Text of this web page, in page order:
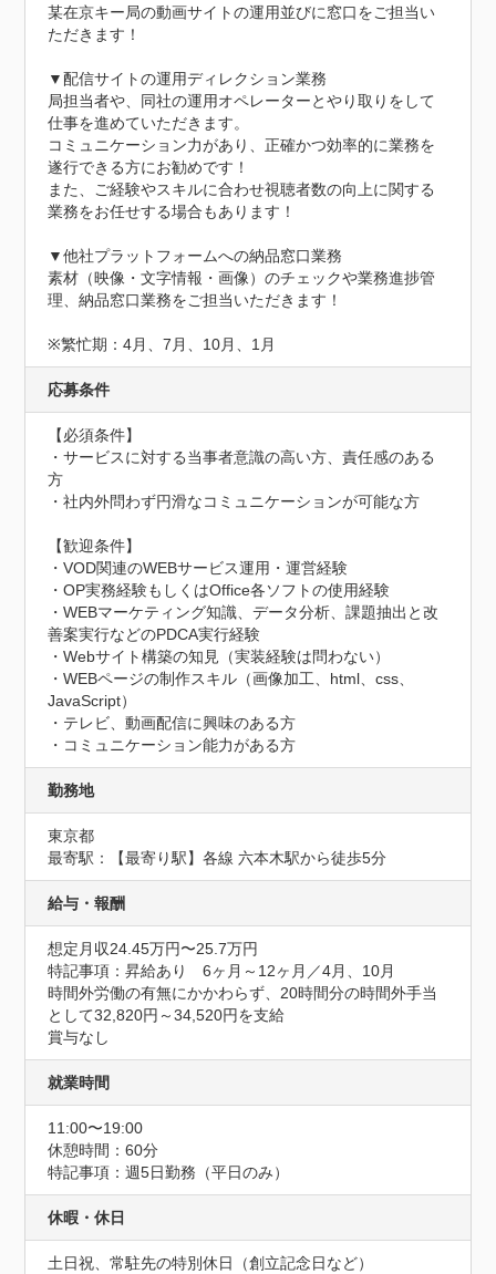
某在京キー局の動画サイトの運用並びに窓口をご担当い
ただきます！
▼配信サイトの運用ディレクション業務
局担当者や、同社の運用オペレーターとやり取りをして
仕事を進めていただきます。
コミュニケーション力があり、正確かつ効率的に業務を
遂行できる方にお勧めです！
また、ご経験やスキルに合わせ視聴者数の向上に関する
業務をお任せする場合もあります！
▼他社プラットフォームへの納品窓口業務
素材（映像・文字情報・画像）のチェックや業務進捗管
理、納品窓口業務をご担当いただきます！
※繁忙期：4月、7月、10月、1月
応募条件
【必須条件】
・サービスに対する当事者意識の高い方、責任感のある
方
・社内外問わず円滑なコミュニケーションが可能な方
【歓迎条件】
・VOD関連のWEBサービス運用・運営経験
・OP実務経験もしくはOffice各ソフトの使用経験
・WEBマーケティング知識、データ分析、課題抽出と改
善案実行などのPDCA実行経験
・Webサイト構築の知見（実装経験は問わない）
・WEBページの制作スキル（画像加工、html、css、
JavaScript）
・テレビ、動画配信に興味のある方
・コミュニケーション能力がある方
勤務地
東京都
最寄駅：【最寄り駅】各線 六本木駅から徒歩5分
給与・報酬
想定月収24.45万円〜25.7万円
特記事項：昇給あり　6ヶ月～12ヶ月／4月、10月
時間外労働の有無にかかわらず、20時間分の時間外手当
として32,820円～34,520円を支給
賞与なし
就業時間
11:00〜19:00
休憩時間：60分
特記事項：週5日勤務（平日のみ）
休暇・休日
土日祝、常駐先の特別休日（創立記念日など）